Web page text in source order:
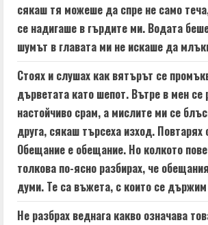
сякаш тя можеше да спре не само
се надигаше в гърдите ми. Водата
шумът в главата ми не искаше да
Стоях и слушах как вятърът се
дърветата като шепот. Вътре в мен се
настойчиво срам, а мислите ми се
друга, сякаш търсеха изход. Повтарях
Обещание е обещание. Но колкото
толкова по-ясно разбирах, че
думи. Те са въжета, с които се
Не разбрах веднага какво означава